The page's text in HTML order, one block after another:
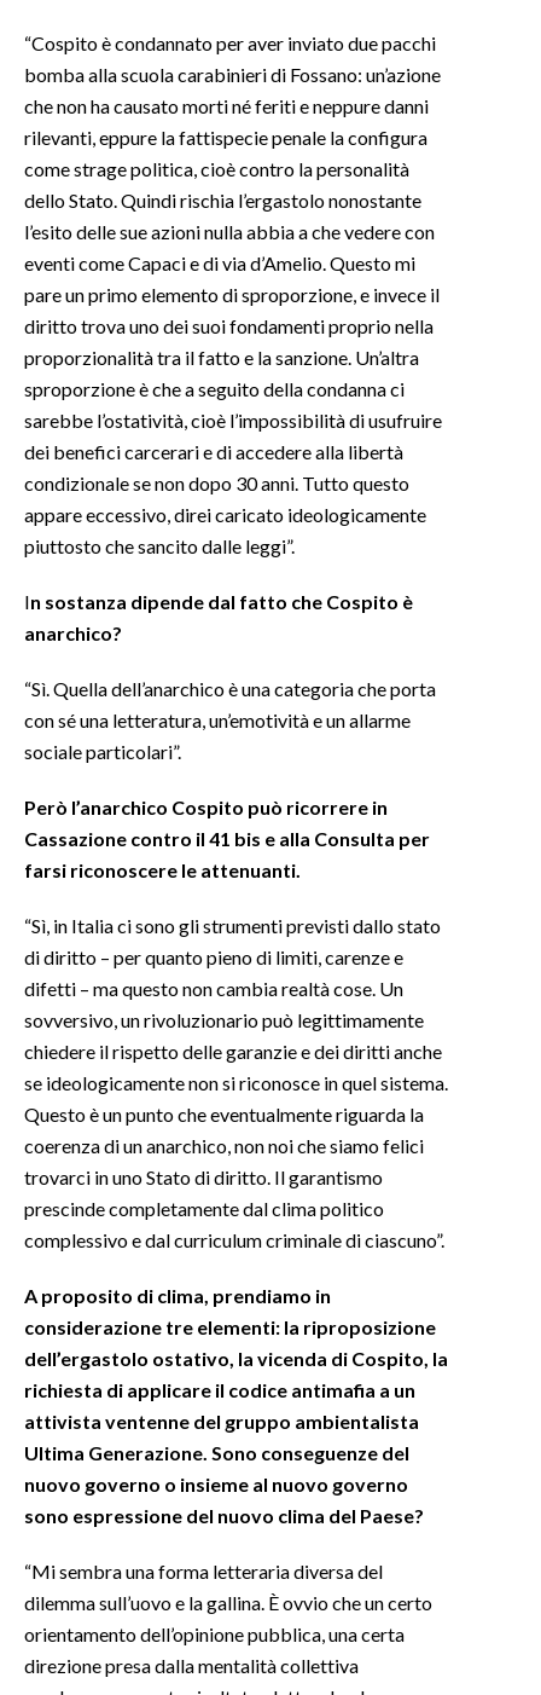
“Cospito è condannato per aver inviato due pacchi
bomba alla scuola carabinieri di Fossano: un’azione
che non ha causato morti né feriti e neppure danni
rilevanti, eppure la fattispecie penale la configura
come strage politica, cioè contro la personalità
dello Stato. Quindi rischia l’ergastolo nonostante
l’esito delle sue azioni nulla abbia a che vedere con
eventi come Capaci e di via d’Amelio. Questo mi
pare un primo elemento di sproporzione, e invece il
diritto trova uno dei suoi fondamenti proprio nella
proporzionalità tra il fatto e la sanzione. Un’altra
sproporzione è che a seguito della condanna ci
sarebbe l’ostatività, cioè l’impossibilità di usufruire
dei benefici carcerari e di accedere alla libertà
condizionale se non dopo 30 anni. Tutto questo
appare eccessivo, direi caricato ideologicamente
piuttosto che sancito dalle leggi”.
In sostanza dipende dal fatto che Cospito è
anarchico?
“Sì. Quella dell’anarchico è una categoria che porta
con sé una letteratura, un’emotività e un allarme
sociale particolari”.
Però l’anarchico Cospito può ricorrere in
Cassazione contro il 41 bis e alla Consulta per
farsi riconoscere le attenuanti.
“Sì, in Italia ci sono gli strumenti previsti dallo stato
di diritto – per quanto pieno di limiti, carenze e
difetti – ma questo non cambia realtà cose. Un
sovversivo, un rivoluzionario può legittimamente
chiedere il rispetto delle garanzie e dei diritti anche
se ideologicamente non si riconosce in quel sistema.
Questo è un punto che eventualmente riguarda la
coerenza di un anarchico, non noi che siamo felici
trovarci in uno Stato di diritto. Il garantismo
prescinde completamente dal clima politico
complessivo e dal curriculum criminale di ciascuno”.
A proposito di clima, prendiamo in
considerazione tre elementi: la riproposizione
dell’ergastolo ostativo, la vicenda di Cospito, la
richiesta di applicare il codice antimafia a un
attivista ventenne del gruppo ambientalista
Ultima Generazione. Sono conseguenze del
nuovo governo o insieme al nuovo governo
sono espressione del nuovo clima del Paese?
“Mi sembra una forma letteraria diversa del
dilemma sull’uovo e la gallina. È ovvio che un certo
orientamento dell’opinione pubblica, una certa
direzione presa dalla mentalità collettiva